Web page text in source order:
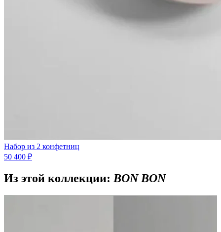
Набор из 2 конфетниц
50 400 ₽
Из этой коллекции:BON BON